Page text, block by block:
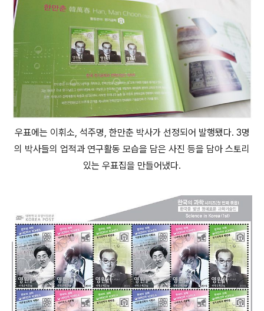
우표에는 이휘소, 석주명, 한만춘 박사가 선정되어 발행됐다. 3명
의 박사들의 업적과 연구활동 모습을 담은 사진 등을 담아 스토리
있는 우표집을 만들어냈다.